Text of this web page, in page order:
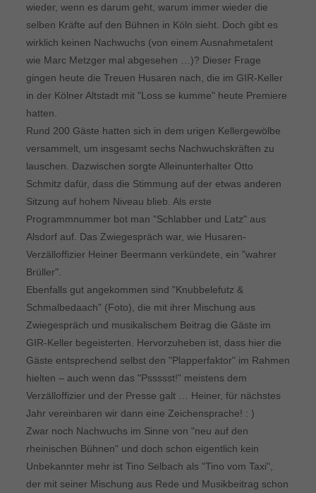
wieder, wenn es darum geht, warum immer wieder die
selben Kräfte auf den Bühnen in Köln sieht. Doch gibt es
wirklich keinen Nachwuchs (von einem Ausnahmetalent
wie Marc Metzger mal abgesehen …)? Dieser Frage
gingen heute die Treuen Husaren nach, die im GIR-Keller
in der Kölner Altstadt mit "Loss se kumme" heute Premiere
hatten.
Rund 200 Gäste hatten sich in dem urigen Kellergewölbe
versammelt, um insgesamt sechs Nachwuchskräften zu
lauschen. Dazwischen sorgte Alleinunterhalter Otto
Schmitz dafür, dass die Stimmung auf der etwas anderen
Sitzung auf hohem Niveau blieb. Als erste
Programmnummer bot man "Schlabber und Latz" aus
Alsdorf auf. Das Zwiegespräch war, wie Husaren-
Verzälloffizier Heiner Beermann verkündete, ein "wahrer
Brüller".
Ebenfalls gut angekommen sind "Knubbelefutz &
Schmalbedaach" (Foto), die mit ihrer Mischung aus
Zwiegespräch und musikalischem Beitrag die Gäste im
GIR-Keller begeisterten. Hervorzuheben ist, dass hier die
Gäste entsprechend selbst den "Plapperfaktor" im Rahmen
hielten – auch wenn das "Pssssst!" meistens dem
Verzälloffizier und der Presse galt … Heiner, für nächstes
Jahr vereinbaren wir dann eine Zeichensprache! : )
Zwar noch Nachwuchs im Sinne von "neu auf den
rheinischen Bühnen" und doch schon eigentlich kein
Unbekannter mehr ist Tino Selbach als "Tino vom Taxi",
der mit seiner Mischung aus Rede und Musikbeitrag schon